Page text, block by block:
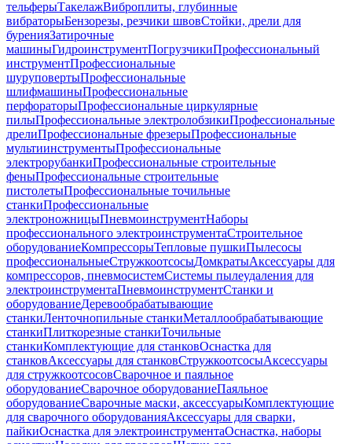
тельферыТакелажВиброплиты, глубинные
вибраторыБензорезы, резчики швовСтойки, дрели для
буренияЗатирочные
машиныГидроинструментПогрузчикиПрофессиональный
инструментПрофессиональные
шуруповертыПрофессиональные
шлифмашиныПрофессиональные
перфораторыПрофессиональные циркулярные
пилыПрофессиональные электролобзикиПрофессиональные
дрелиПрофессиональные фрезерыПрофессиональные
мультиинструментыПрофессиональные
электрорубанкиПрофессиональные строительные
феныПрофессиональные строительные
пистолетыПрофессиональные точильные
станкиПрофессиональные
электроножницыПневмоинструментНаборы
профессионального электроинструментаСтроительное
оборудованиеКомпрессорыТепловые пушкиПылесосы
профессиональныеСтружкоотсосыДомкратыАксессуары для
компрессоров, пневмосистемСистемы пылеудаления для
электроинструментаПневмоинструментСтанки и
оборудованиеДеревообрабатывающие
станкиЛенточнопильные станкиМеталлообрабатывающие
станкиПлиткорезные станкиТочильные
станкиКомплектующие для станковОснастка для
станковАксессуары для станковСтружкоотсосыАксессуары
для стружкоотсосовСварочное и паяльное
оборудованиеСварочное оборудованиеПаяльное
оборудованиеСварочные маски, аксессуарыКомплектующие
для сварочного оборудованияАксессуары для сварки,
пайкиОснастка для электроинструментаОснастка, наборы